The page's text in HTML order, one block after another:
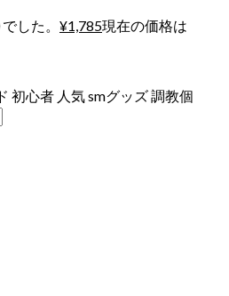
した。 ¥1,785現在の価格は
初心者 人気 smグッズ 調教個